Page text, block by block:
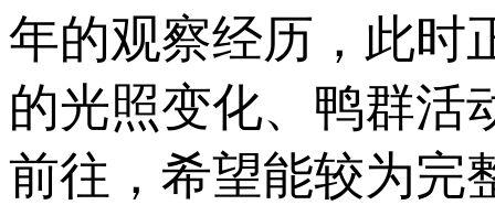
年的观察经历，此时
的光照变化、鸭群活
前往，希望能较为完